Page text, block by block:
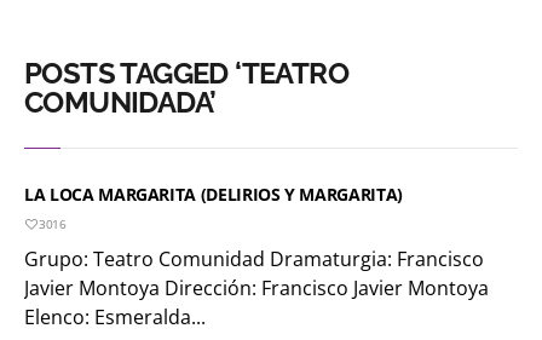
POSTS TAGGED ‘TEATRO
COMUNIDADA’
LA LOCA MARGARITA (DELIRIOS Y MARGARITA)
3016
Grupo: Teatro Comunidad Dramaturgia: Francisco
Javier Montoya Dirección: Francisco Javier Montoya
Elenco: Esmeralda...